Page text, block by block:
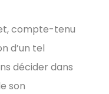
compte-tenu
d’un tel
décider dans
son